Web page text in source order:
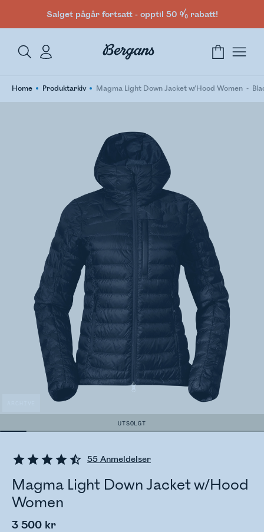
Salget pågår fortsatt - opptil 50 % rabatt!
Home Produktarkiv Magma Light Down Jacket w/Hood Women
UTSOLGT
55 Anmeldelser
Magma Light Down Jacket w/Hood
Women
3 500 kr